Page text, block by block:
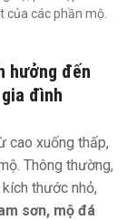
của các phần mộ.
hưởng đến
gia đình
cao xuống thấp,
Thông thường,
thước nhỏ,
sơn, mộ đá